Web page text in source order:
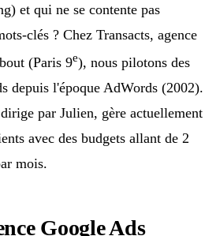
et qui ne se contente pas
clés ? Chez Transacts, agence
(Paris 9e), nous pilotons des
depuis l'époque AdWords (2002).
par Julien, gère actuellement
avec des budgets allant de 2
mois.
Google Ads